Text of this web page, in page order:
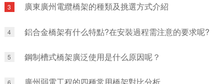
3 廣東廣州電纜橋架的種類及挑選方式介紹
4 鋁合金橋架有什么特點?在安裝過程需注意的要求呢?
5 鋼制槽式橋架廣泛使用是什么原因呢？
6